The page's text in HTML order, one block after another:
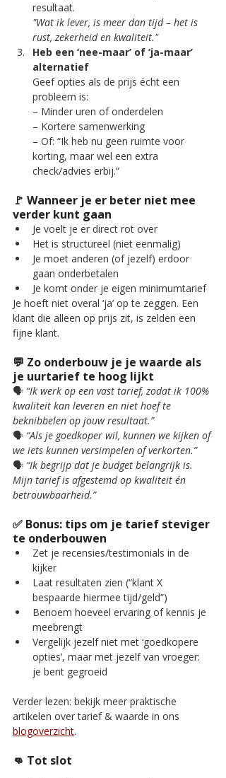
resultaat.
"Wat ik lever, is meer dan tijd – het is
rust, zekerheid en kwaliteit."
Heb een ‘nee-maar’ of ‘ja-maar’
alternatief
Geef opties als de prijs écht een
probleem is:
– Minder uren of onderdelen
– Kortere samenwerking
– Of: “Ik heb nu geen ruimte voor
korting, maar wel een extra
check/advies erbij.”
🚩 Wanneer je er beter niet mee
verder kunt gaan
Je voelt je er direct rot over
Het is structureel (niet eenmalig)
Je moet anderen (of jezelf) erdoor
gaan onderbetalen
Je komt onder je eigen minimumtarief
Je hoeft niet overal ‘ja’ op te zeggen. Een
klant die alleen op prijs zit, is zelden een
fijne klant.
💬 Zo onderbouw je je waarde als
je uurtarief te hoog lijkt
🗣️ “Ik werk op een vast tarief, zodat ik 100%
kwaliteit kan leveren en niet hoef te
beknibbelen op jouw resultaat.”
🗣️ “Als je goedkoper wil, kunnen we kijken of
we iets kunnen versimpelen of verkorten.”
🗣️ “Ik begrijp dat je budget belangrijk is.
Mijn tarief is afgestemd op kwaliteit én
betrouwbaarheid.”
✅ Bonus: tips om je tarief steviger
te onderbouwen
Zet je recensies/testimonials in de
kijker
Laat resultaten zien (“klant X
bespaarde hiermee tijd/geld”)
Benoem hoeveel ervaring of kennis je
meebrengt
Vergelijk jezelf niet met ‘goedkopere
opties’, maar met jezelf van vroeger:
je bent gegroeid
Verder lezen: bekijk meer praktische
artikelen over tarief & waarde in ons
blogoverzicht.
👊 Tot slot